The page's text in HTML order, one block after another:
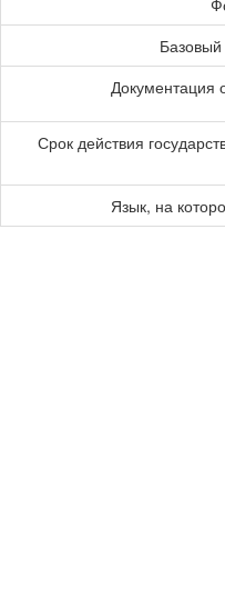
Документация
Срок действия
Язык, на